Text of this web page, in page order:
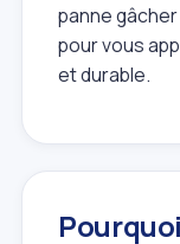
panne
pour vous
et durable.